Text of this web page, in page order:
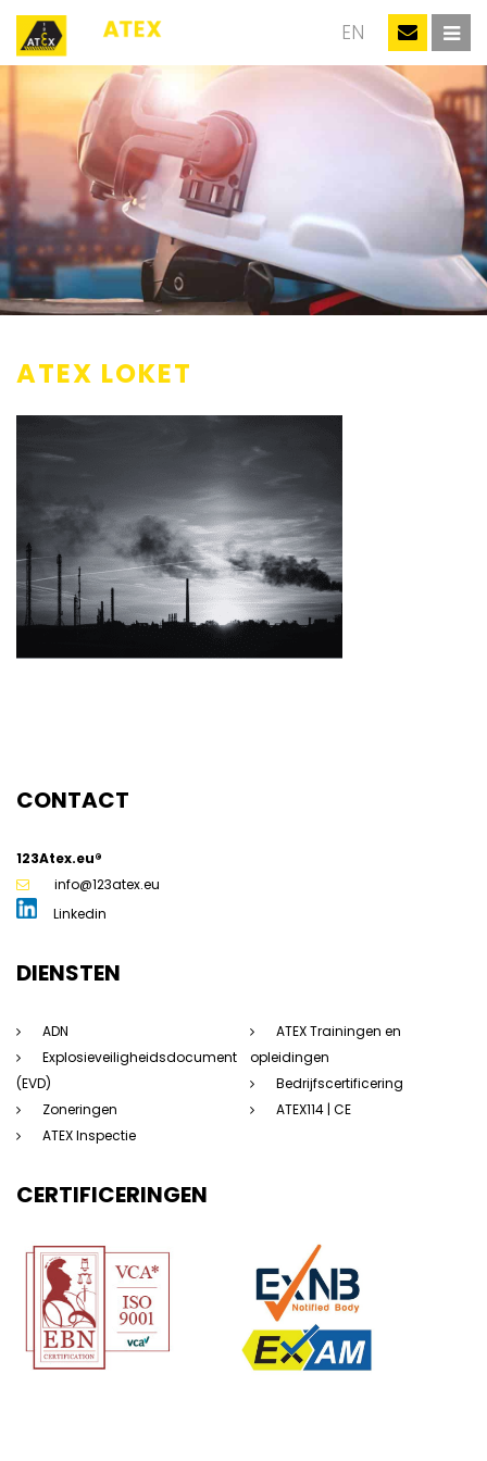
EN
ATEX LOKET
CONTACT
123Atex.eu®
info@123atex.eu
Linkedin
DIENSTEN
ADN
Explosieveiligheidsdocument
(EVD)
Zoneringen
ATEX Inspectie
ATEX Trainingen en
opleidingen
Bedrijfscertificering
ATEX114 | CE
CERTIFICERINGEN